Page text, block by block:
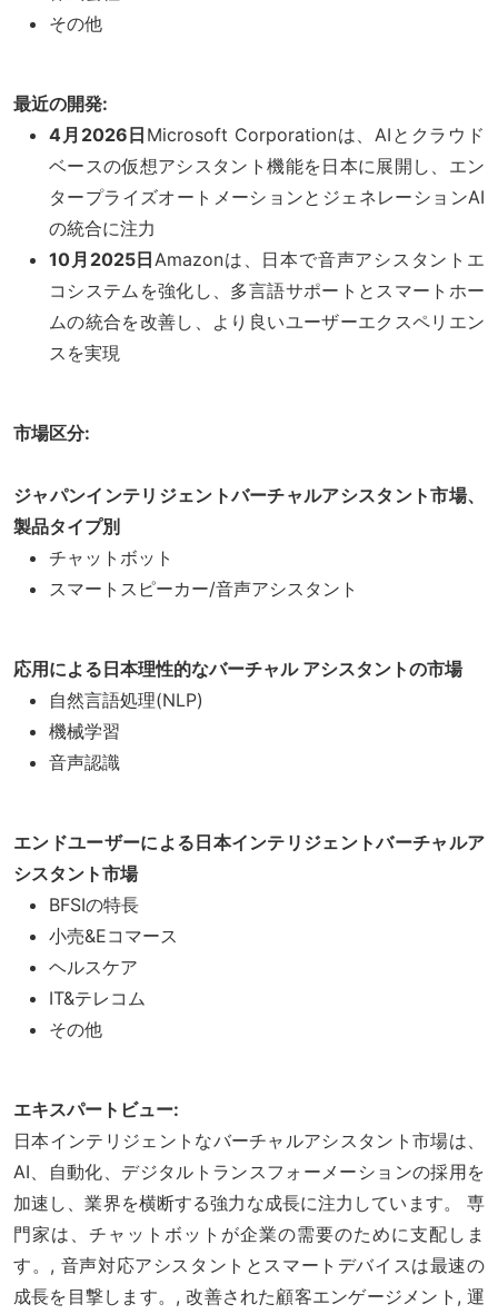
その他
最近の開発:
4月2026日 Microsoft Corporationは、AIとクラウド
ベースの仮想アシスタント機能を日本に展開し、エン
タープライズオートメーションとジェネレーションAI
の統合に注力
10月2025日 Amazonは、日本で音声アシスタントエ
コシステムを強化し、多言語サポートとスマートホー
ムの統合を改善し、より良いユーザーエクスペリエン
スを実現
市場区分:
ジャパンインテリジェントバーチャルアシスタント市場、
製品タイプ別
チャットボット
スマートスピーカー/音声アシスタント
応用による日本理性的なバーチャル アシスタントの市場
自然言語処理(NLP)
機械学習
音声認識
エンドユーザーによる日本インテリジェントバーチャルア
シスタント市場
BFSIの特長
小売&Eコマース
ヘルスケア
IT&テレコム
その他
エキスパートビュー:
日本インテリジェントなバーチャルアシスタント市場は、
AI、自動化、デジタルトランスフォーメーションの採用を
加速し、業界を横断する強力な成長に注力しています。 専
門家は、チャットボットが企業の需要のために支配しま
す。, 音声対応アシスタントとスマートデバイスは最速の
成長を目撃します。, 改善された顧客エンゲージメント, 運